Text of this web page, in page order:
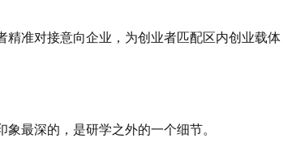
准对接意向企业，为创业者匹配区内创业载
最深的，是研学之外的一个细节。